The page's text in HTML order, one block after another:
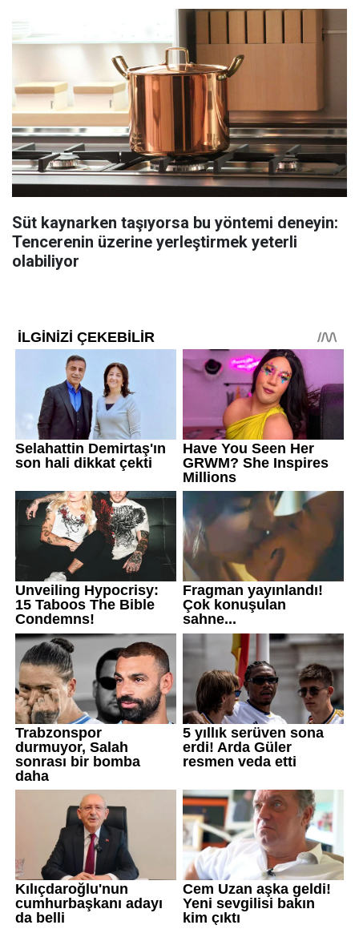
Süt kaynarken taşıyorsa bu yöntemi deneyin:
Tencerenin üzerine yerleştirmek yeterli
olabiliyor